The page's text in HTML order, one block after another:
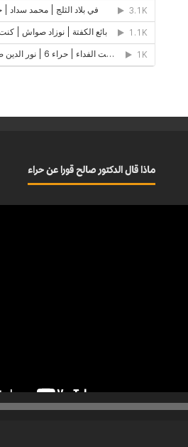
ماذا قال الدكتور صالح قورا عن حراء